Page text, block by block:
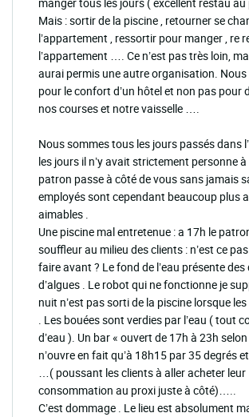
Mais : sortir de la piscine , retourner se
l’appartement , ressortir pour manger , re
l’appartement …. Ce n’est pas très loin,
aurai permis une autre organisation. Nous
pour le confort d’un hôtel et non pas pour
nos courses et notre vaisselle ….
Nous sommes tous les jours passés dans
les jours il n’y avait strictement personne à
patron passe à côté de vous sans jamais
employés sont cependant beaucoup plus
aimables .
Une piscine mal entretenue : a 17h le
souffleur au milieu des clients : n’est ce
faire avant ? Le fond de l’eau présente
d’algues . Le robot qui ne fonctionne je
nuit n’est pas sorti de la piscine lorsque
. Les bouées sont verdies par l’eau ( tout
d’eau ). Un bar « ouvert de 17h à 23h
n’ouvre en fait qu’à 18h15 par 35 degrés
…( poussant les clients à aller acheter leur
consommation au proxi juste à côté)…..
C’est dommage . Le lieu est absolument